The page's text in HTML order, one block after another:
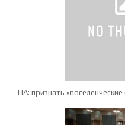
ПА: признать